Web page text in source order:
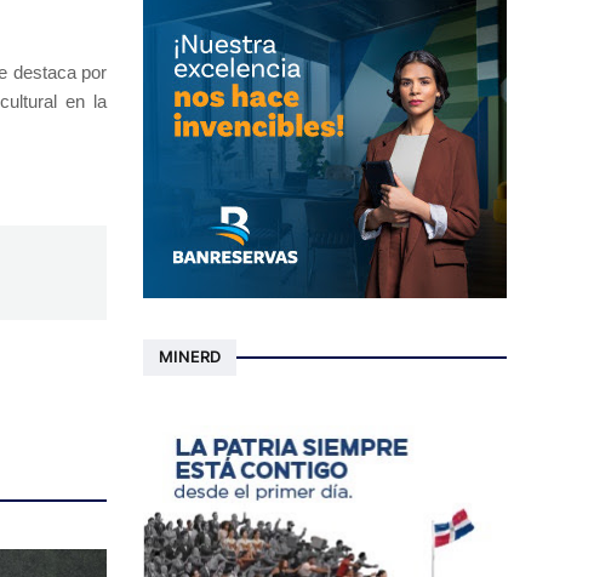
destaca por
en la
MINERD